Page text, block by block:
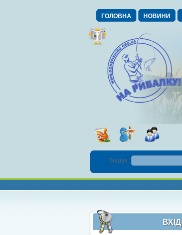
ГОЛОВНА НОВИНИ
Пошук :
ВХІД